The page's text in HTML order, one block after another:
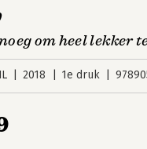
om heel lekker
2018 1e druk